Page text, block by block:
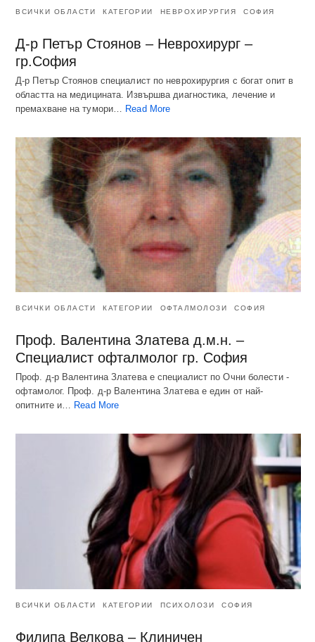
ВСИЧКИ ОБЛАСТИ КАТЕГОРИИ НЕВРОХИРУРГИЯ СОФИЯ
Д-р Петър Стоянов – Неврохирург –
гр.София
Д-р Петър Стоянов специалист по неврохирургия с богат опит в
областта на медицината. Извършва диагностика, лечение и
премахване на тумори…
Read More
ВСИЧКИ ОБЛАСТИ КАТЕГОРИИ ОФТАЛМОЛОЗИ СОФИЯ
Проф. Валентина Златева д.м.н. –
Специалист офталмолог гр. София
Проф. д-р Валентина Златева е специалист по Очни болести -
офтамолог. Проф. д-р Валентина Златева е един от най-
опитните и… Read More
ВСИЧКИ ОБЛАСТИ КАТЕГОРИИ ПСИХОЛОЗИ СОФИЯ
Филипа Велкова – Клиничен